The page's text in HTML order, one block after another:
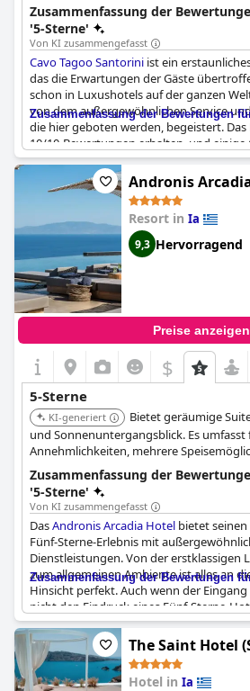
außergewöhnliche Speisemöglichkeiten
Spa. Seine Lage in Imerovigli bietet
Rückzugsort.
Zusammenfassung der
'5-Sterne'
Von KI zusammengefasst
Cavo Tagoo Santorini ist ein
das die Erwartungen der Gäste
schon in Luxushotels auf der ganzen
von dem außergewöhnlichen Service
die hier geboten werden, begeistert.
10/10-Bewertungen erhalten, und einige
schon ihren Gegenbesuch für das
perfekte Lage des Hotels bietet einen
Panoramablick, vor allem vom Infinity-
zu einem der besten Ziele für
Gäste schwärmen von den fantastischen
Atmosphäre und der Sauberkeit sowie
hervorragenden Essen, den Cocktails und
Personal, einschließlich des Managers,
außergewöhnlichen Liebe zum Detail und
einem fabelhaften, erstklassigen
gesagt, dasCavo Tagoo Santoriniist das
Hotel, das einen Traum wahr werden
außergewöhnliches Luxus-Erlebnis bietet.
Zusammenfassung der Bewertungen
Andronis
Resort in Ia
9,3 Hervorragend
Preise anzeigen
$
5-Sterne
KI-generiert
Bietet geräumige
und Sonnenuntergangsblick. Es
Annehmlichkeiten, mehrere
Fokus auf Privatsphäre und Ruhe. In der
bietet es eine Mischung aus Luxus und
Zusammenfassung der
'5-Sterne'
Von KI zusammengefasst
DasAndronis Arcadia Hotel bietet seinen
Fünf-Sterne-Erlebnis mit
Dienstleistungen. Von der erstklassigen
zum allgemeinen Ambiente ist alles an
Hinsicht perfekt. Auch wenn der
nicht den Eindruck eines Fünf-Sterne-
die Gäste schnell in eine bezaubernde
nicht so schnell vergessen werden. In
als das perfekte Hotel beschrieben, das
unvergessliches Erlebnis bietet.
Zusammenfassung der Bewertungen
The Saint Hotel
Hotel in Ia